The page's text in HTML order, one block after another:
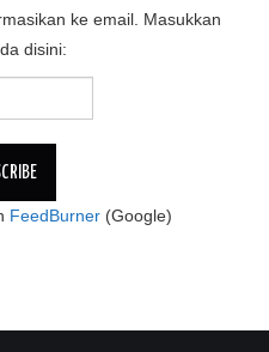
ke email. Masukkan
disini:
FeedBurner (Google)